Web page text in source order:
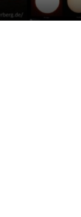
KOSTENLOS